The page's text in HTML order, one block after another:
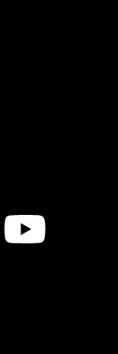
Youtube